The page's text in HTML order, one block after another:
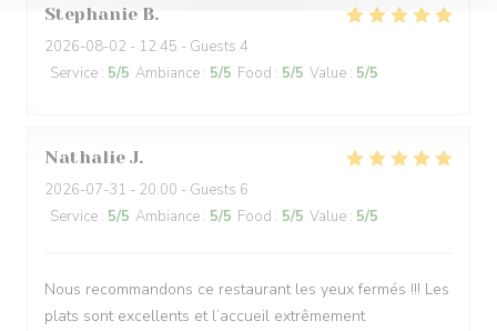
Stephanie B
2026-08-02 - 12:45 - Guests 4
Service : 5/5 Ambiance : 5/5 Food : 5/5 Value : 5/5
Nathalie J
2026-07-31 - 20:00 - Guests 6
Service : 5/5 Ambiance : 5/5 Food : 5/5 Value : 5/5
Nous recommandons ce restaurant les yeux fermés !!! Les
plats sont excellents et l’accueil extrêmement